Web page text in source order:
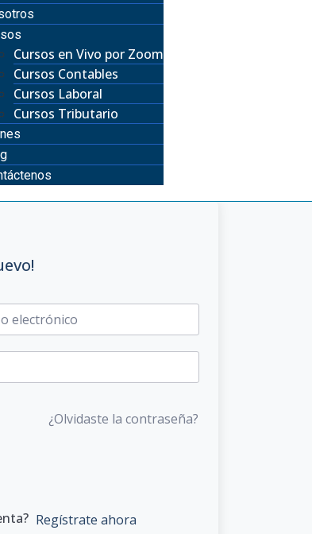
Cursos en Vivo por Zoom
Cursos Contables
Cursos Laboral
Cursos Tributario
¿Olvidaste la contraseña?
Regístrate ahora